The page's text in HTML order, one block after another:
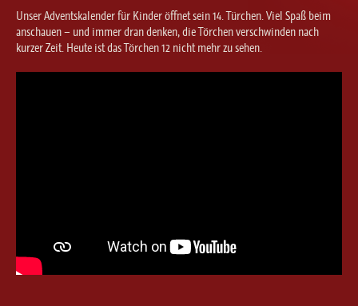
Ballett für Erwachsene / Jugendliche
Kreative Früherziehung / Kinderballett
Modern / Jazz / Contemporary
Steptanz
Unser Adventskalender für Kinder öffnet sein 14. Türchen. Viel Spaß beim
anschauen – und immer dran denken, die Törchen verschwinden nach
kurzer Zeit. Heute ist das Törchen 12 nicht mehr zu sehen.